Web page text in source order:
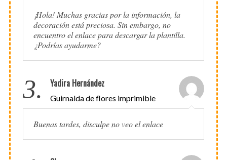
¡Hola! Muchas gracias por la información, la
decoración está preciosa. Sin embargo, no
encuentro el enlace para descargar la plantilla.
¿Podrías ayudarme?
3. Yadira Hernández
Guirnalda de flores imprimible
Buenas tardes, disculpe no veo el enlace